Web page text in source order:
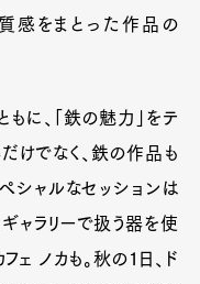
感をまとった作品の
に、「鉄の魅力」をテ
けでなく、鉄の作品も
シャルなセッションは
ギャラリーで扱う器を使
ェ ノカも。秋の1日、ド